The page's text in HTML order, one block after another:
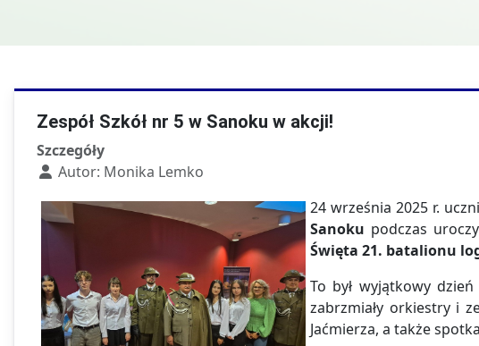
Zespół Szkół nr 5 w Sanoku w akcji!
Szczegóły
Autor: Monika Lemko
24 września 2025 r.
Sanoku podczas
Święta 21. batalionu
To był wyjątkowy dzień
zabrzmiały orkiestry i
Jaćmierza, a także